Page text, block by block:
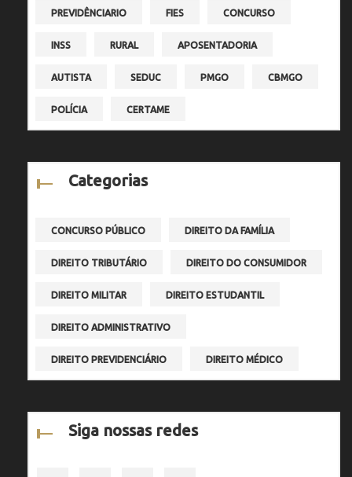
PREVIDÊNCIARIO FIES CONCURSO
INSS RURAL APOSENTADORIA
AUTISTA SEDUC PMGO CBMGO
POLÍCIA CERTAME
Categorias
CONCURSO PÚBLICO DIREITO DA FAMÍLIA
DIREITO TRIBUTÁRIO DIREITO DO CONSUMIDOR
DIREITO MILITAR DIREITO ESTUDANTIL
DIREITO ADMINISTRATIVO
DIREITO PREVIDENCIÁRIO DIREITO MÉDICO
Siga nossas redes